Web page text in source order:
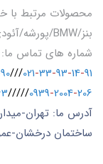
محصولات مرتبط با
بنز/BMW/پورشه/آئودی/ فولکس واگن
شماره های تماس ما:
021-33-93-14-91
///
90
0939-2004-206
/////
آدرس ما: تهران-
ساختمان درخشان-